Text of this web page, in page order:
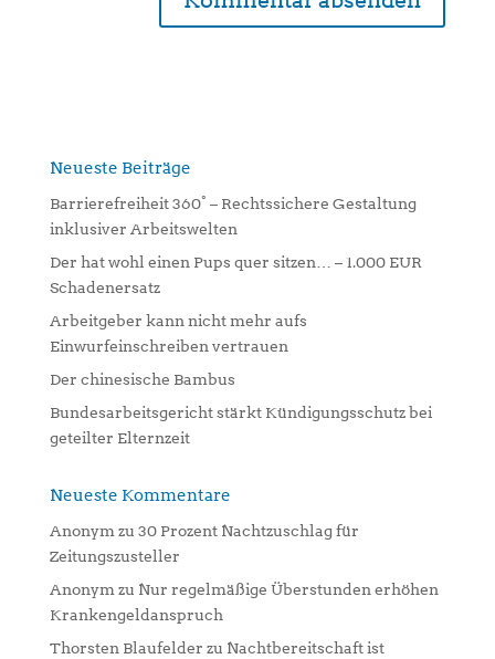
n
t
v
e
:
Neueste Beiträge
Barrierefreiheit 360° – Rechtssichere Gestaltung
inklusiver Arbeitswelten
Der hat wohl einen Pups quer sitzen… – 1.000 EUR
Schadenersatz
Arbeitgeber kann nicht mehr aufs
Einwurfeinschreiben vertrauen
Der chinesische Bambus
Bundesarbeitsgericht stärkt Kündigungsschutz bei
geteilter Elternzeit
Neueste Kommentare
Anonymzu 30 Prozent Nachtzuschlag für
Zeitungszusteller
Anonymzu Nur regelmäßige Überstunden erhöhen
Krankengeldanspruch
Thorsten Blaufelder zu Nachtbereitschaft ist